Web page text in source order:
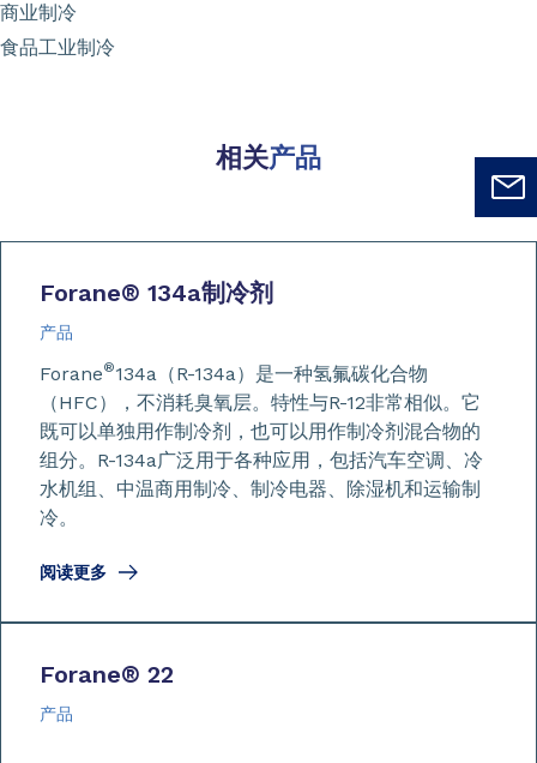
商业制冷
食品工业制冷
相关产品
Forane® 134a制冷剂
产品
Forane®134a（R-134a）是一种氢氟碳化合物
（HFC），不消耗臭氧层。特性与R-12非常相似。它
既可以单独用作制冷剂，也可以用作制冷剂混合物的
组分。R-134a广泛用于各种应用，包括汽车空调、冷
水机组、中温商用制冷、制冷电器、除湿机和运输制
冷。
阅读更多
Forane® 22
产品